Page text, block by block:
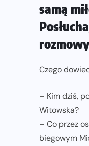
samą
Czego
– Kim dziś,
Witowska?
– Co przez
biegowym